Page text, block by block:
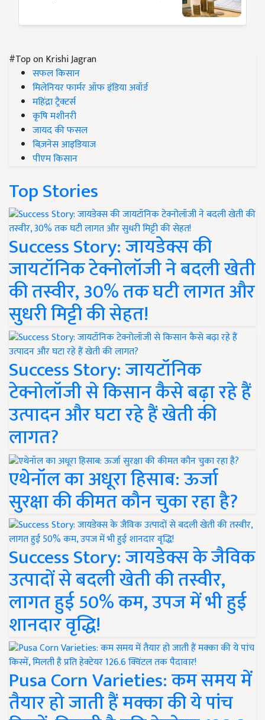
#Top on Krishi Jagran
सफल किसान
मिलेनियर फार्मर ऑफ इंडिया अवॉर्ड
महिंद्रा ट्रैक्टर्स
कृषि मशीनरी
जायद की फसल
बिज़नेस आइडियाज
पीएम किसान
Top Stories
Success Story: जायडेक्स की
जायटॉनिक टेक्नोलॉजी ने बदली खेती
की तस्वीर, 30% तक घटी लागत और
सुधरी मिट्टी की सेहत!
Success Story: जायटॉनिक
टेक्नोलॉजी से किसान कैसे बढ़ा रहे हैं
उत्पादन और घटा रहे हैं खेती की
लागत?
एथेनॉल का अधूरा हिसाब: ऊर्जा
सुरक्षा की कीमत कौन चुका रहा है?
Success Story: जायडेक्स के जैविक
उत्पादों से बदली खेती की तस्वीर,
लागत हुई 50% कम, उपज में भी हुई
शानदार वृद्धि!
Pusa Corn Varieties: कम समय में
तैयार हो जाती हैं मक्का की ये पांच